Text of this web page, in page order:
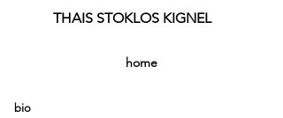
THAIS STOKLOS KIGNEL
bio
home